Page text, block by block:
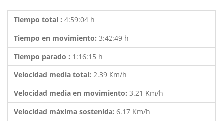
Tiempo total : 4:59:04 h
Tiempo en movimiento: 3:42:49 h
Tiempo parado : 1:16:15 h
Velocidad media total: 2.39 Km/h
Velocidad media en movimiento: 3.21 Km/h
Velocidad máxima sostenida: 6.17 Km/h